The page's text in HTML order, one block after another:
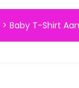
> Baby T-Shirt